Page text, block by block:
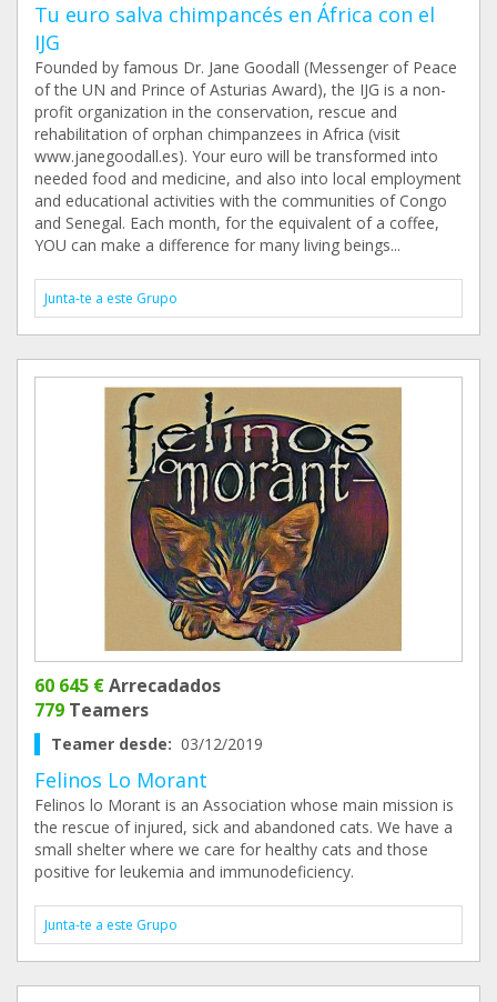
Tu euro salva chimpancés en África con el
IJG
Founded by famous Dr. Jane Goodall (Messenger of Peace
of the UN and Prince of Asturias Award), the IJG is a non-
profit organization in the conservation, rescue and
rehabilitation of orphan chimpanzees in Africa (visit
www.janegoodall.es). Your euro will be transformed into
needed food and medicine, and also into local employment
and educational activities with the communities of Congo
and Senegal. Each month, for the equivalent of a coffee,
YOU can make a difference for many living beings...
Junta-te a este Grupo
60 645 €Arrecadados
779 Teamers
Teamer desde: 03/12/2019
Felinos Lo Morant
Felinos lo Morant is an Association whose main mission is
the rescue of injured, sick and abandoned cats. We have a
small shelter where we care for healthy cats and those
positive for leukemia and immunodeficiency.
Junta-te a este Grupo